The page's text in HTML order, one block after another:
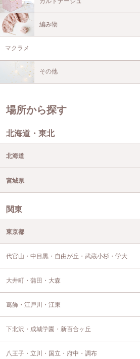
編み物
マクラメ
その他
場所から探す
北海道・東北
北海道
宮城県
関東
東京都
代官山・中目黒・自由が丘・武蔵小杉・学大
大井町・蒲田・大森
葛飾・江戸川・江東
下北沢・成城学園・新百合ヶ丘
八王子・立川・国立・府中・調布